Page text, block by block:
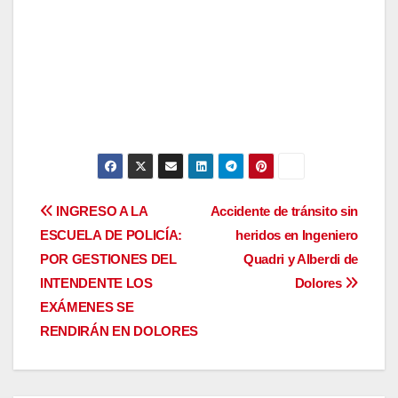
Navegación
de
entradas
Accidente de tránsito sin
heridos en Ingeniero
Quadri y Alberdi de
Dolores
INGRESO A LA
ESCUELA DE POLICÍA:
POR GESTIONES DEL
INTENDENTE LOS
EXÁMENES SE
RENDIRÁN EN DOLORES